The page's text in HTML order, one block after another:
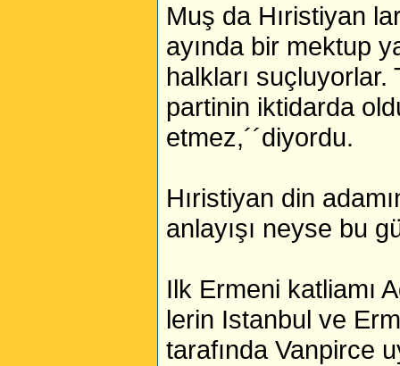
Muş da Hıristiyan
ayında bir mektup
halkları suçluyorlar.
partinin iktidarda
etmez,´´diyordu.
Hıristiyan din
anlayışı neyse bu
Ilk Ermeni katliamı
lerin Istanbul ve
tarafında Vanpirce